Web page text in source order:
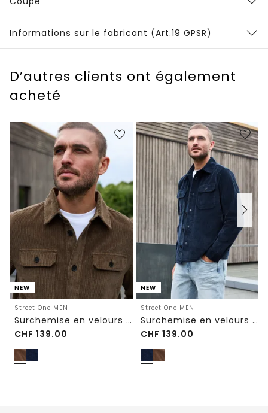
Informations sur le fabricant (Art.19 GPSR)
D’autres clients ont également
acheté
NEW
Street One MEN
Surchemise en velours côtelé avec poches poitrine
CHF 139.00
NEW
Street One MEN
Surchemise en velours côtelé avec poches poitrine
CHF 139.00